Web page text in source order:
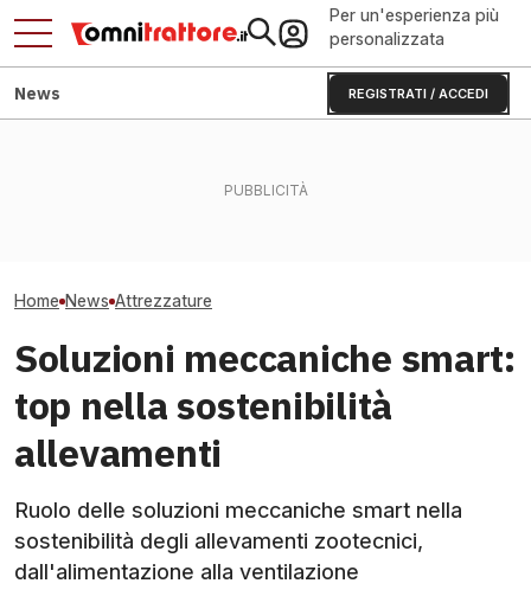
Per un'esperienza più
personalizzata
REGISTRATI / ACCEDI
News
Home News Attrezzature
Soluzioni meccaniche smart:
top nella sostenibilità
allevamenti
Ruolo delle soluzioni meccaniche smart nella
sostenibilità degli allevamenti zootecnici,
dall'alimentazione alla ventilazione